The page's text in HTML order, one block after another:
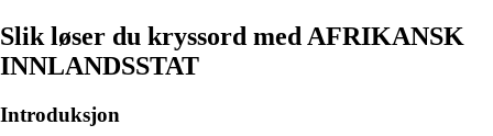
Slik løser du kryssord med AFRIKANSK
INNLANDSSTAT
Introduksjon